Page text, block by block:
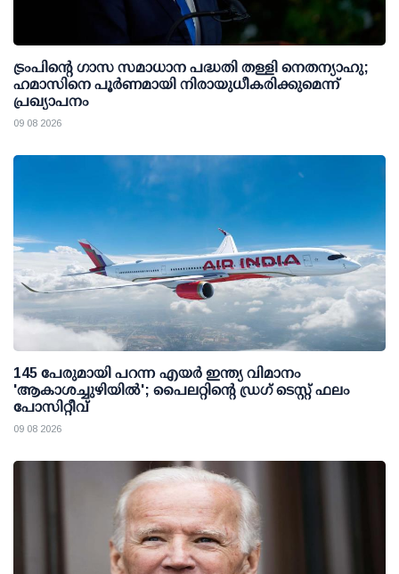
ട്രംപിന്റെ ഗാസ സമാധാന പദ്ധതി തള്ളി നെതന്യാഹു;
ഹമാസിനെ പൂര്‍ണമായി നിരായുധീകരിക്കുമെന്ന്
പ്രഖ്യാപനം
09 08 2026
145 പേരുമായി പറന്ന എയര്‍ ഇന്ത്യ വിമാനം
'ആകാശച്ചുഴിയില്‍'; പൈലറ്റിന്റെ ഡ്രഗ് ടെസ്റ്റ് ഫലം
പോസിറ്റീവ്
09 08 2026